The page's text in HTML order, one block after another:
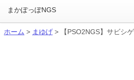
ホーム > まゆげ > 【PSO2NGS】サビシ